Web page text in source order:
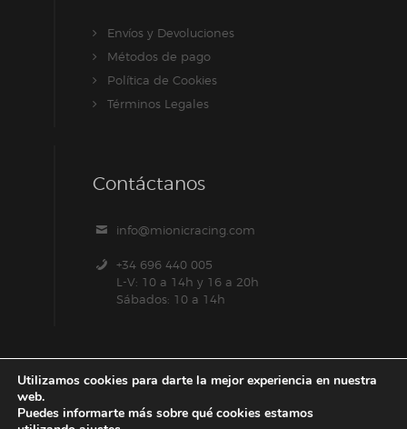
Envíos y Devoluciones
Métodos de pago
Política de Cookies
Términos Legales
Contáctanos
info@mionicracing.com
+34 696 440 005
L-V: 10 a 14h y 16 a 20h
Sábados: 10 a 14h
Utilizamos cookies para darte la mejor experiencia en nuestra
web.
Puedes informarte más sobre qué cookies estamos